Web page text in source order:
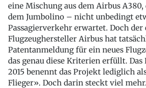
eine Mischung aus dem Airbus A380,
dem Jumbolino – nicht unbedingt
Passagierverkehr erwartet. Doch der
Flugzeughersteller Airbus hat
Patentanmeldung für ein neues
das genau diese Kriterien erfüllt. Das
2015 benennt das Projekt lediglich
Flieger». Doch darin steckt viel mehr.